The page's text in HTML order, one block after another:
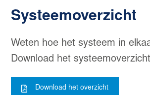
Systeemoverzicht
Weten hoe het systeem in
Download het
Download het overzicht